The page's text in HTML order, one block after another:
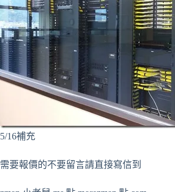
5/16補充
需要報價的不要留言請直接寫信到